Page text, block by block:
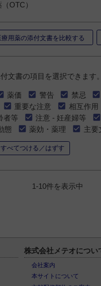
OTC）
用薬の添付文書を比較する
文書の項目を選択できます。
薬価 警告 禁忌
重要な注意 相互作用
者等
注意 - 妊産婦等
態
薬効・薬理 主要
べてつける／はずす
1-10件を表示中
株式会社メテオについ
会社案内
本サイトについて